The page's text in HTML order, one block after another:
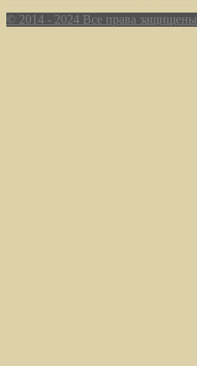
© 2014 - 2024 Все права защищены